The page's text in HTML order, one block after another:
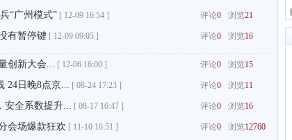
“广州模式” [ 12-09 16:54 ] 评论0 浏览21
有暂停键 [ 12-09 09:05 ] 评论0 浏览16
创新大会... [ 12-06 16:00 ] 评论0 浏览15
24日晚8点京... [ 08-24 17:23 ] 评论0 浏览11
安全系数提升... [ 08-17 16:47 ] 评论0 浏览16
会场爆款狂欢 [ 11-10 16:51 ] 评论0 浏览12760